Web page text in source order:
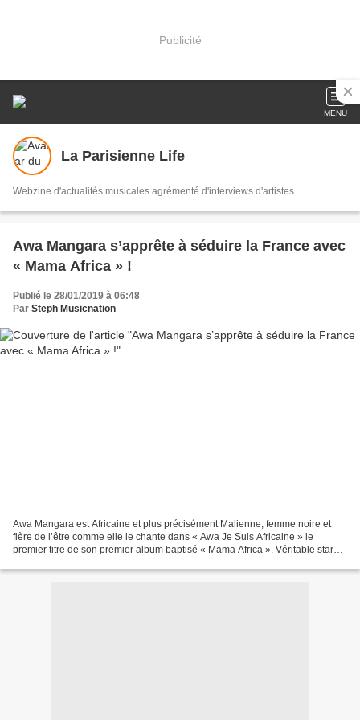
Publicité
MENU
La Parisienne Life
Webzine d'actualités musicales agrémenté d'interviews d'artistes
Awa Mangara s’apprête à séduire la France avec
« Mama Africa » !
Publié le 28/01/2019 à 06:48
Par Steph Musicnation
Awa Mangara est Africaine et plus précisément Malienne, femme noire et
fière de l’être comme elle le chante dans « Awa Je Suis Africaine » le
premier titre de son premier album baptisé « Mama Africa ». Véritable star